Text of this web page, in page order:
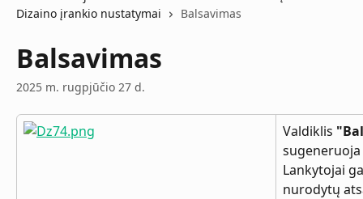
Dizaino įrankio nustatymai
Balsavimas
Balsavimas
2025 m. rugpjūčio 27 d.
Valdiklis
Lankytojai
nurodytų